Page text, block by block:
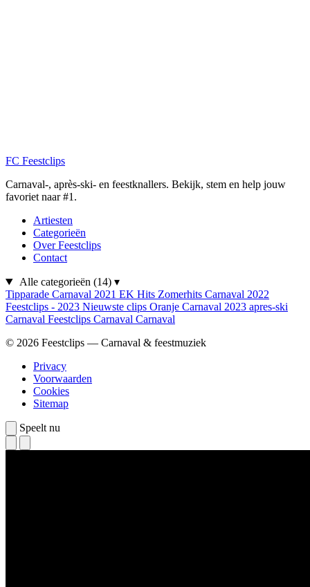
FC Feestclips
Carnaval-, après-ski- en feestknallers. Bekijk, stem en help jouw
favoriet naar #1.
Artiesten
Categorieën
Over Feestclips
Contact
Alle categorieën (14) ▾
Tipparade Carnaval 2021 EK Hits Zomerhits Carnaval 2022
Feestclips - 2023 Nieuwste clips Oranje Carnaval 2023 apres-ski
Carnaval Feestclips Carnaval Carnaval
© 2026 Feestclips — Carnaval & feestmuziek
Privacy
Voorwaarden
Cookies
Sitemap
Speelt nu